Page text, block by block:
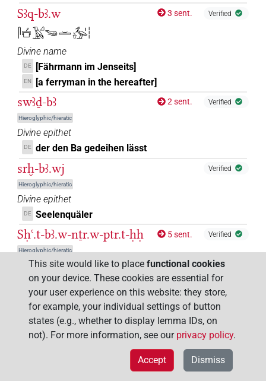
Sꜣq-bꜣ.w
𓋴𓐠𓄿𓈎𓆌𓏛𓊸𓅡𓏤𓏪
3 sent. Verified
Divine name
DE [Fährmann im Jenseits]
EN [a ferryman in the hereafter]
swꜣḏ-bꜣ
Hieroglyphic/hieratic
2 sent. Verified
Divine epithet
DE der den Ba gedeihen lässt
srḫ-bꜣ.wj
Hieroglyphic/hieratic
Verified
Divine epithet
DE Seelenquäler
Sḥꜥ.t-bꜣ.w-nṯr.w-ptr.t-ḥḥ
Hieroglyphic/hieratic
5 sent. Verified
Divine name
DE Die die Bas der Götter preist und die die Millionen
erblickt
Sḥr.t-bꜣ.w=s
Hieroglyphic/hieratic
1 sent.
This site would like to place functional cookies
on your device. These cookies are essential for
your user experience on this website: they store,
for example, your individual settings of button
states (e.g., whether to display lemma IDs, on
not). For more information, see our privacy policy.
Dismiss
Accept